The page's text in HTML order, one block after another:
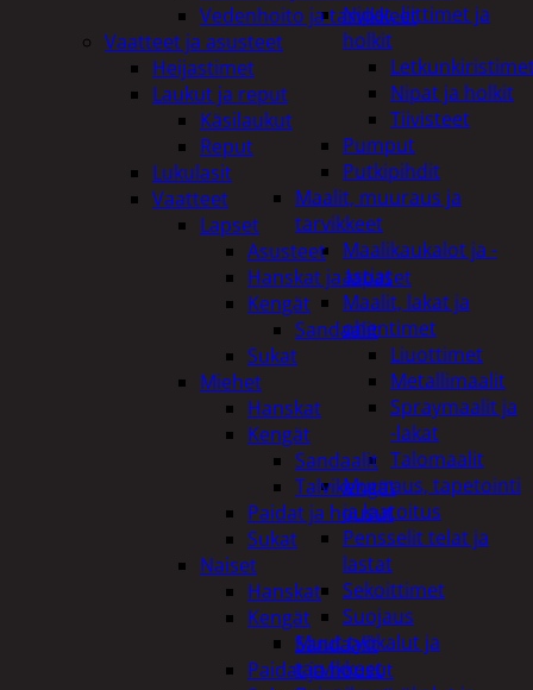
Nipat, liittimet ja
holkit
Nipat ja holkit
Tiivisteet
Pumput
Putkipihdit
Maalit, muuraus ja
tarvikkeet
Maalikaukalot ja -
astiat
Maalit, lakat ja
ohentimet
Liuottimet
Metallimaalit
Spraymaalit ja
-lakat
Talomaalit
Muuraus, tapetointi
ja laatoitus
Pensselit telat ja
lastat
Sekoittimet
Suojaus
Muut työkalut ja
tarvikkeet
Vedenhoito ja tarvikkeet
Vaatteet ja asusteet
Heijastimet
Laukut ja reput
Käsilaukut
Reput
Lukulasit
Vaatteet
Lapset
Asusteet
Hanskat ja lapaset
Kengät
Sandaalit
Sukat
Miehet
Hanskat
Kengät
Sandaalit
Talvikengät
Paidat ja housut
Sukat
Naiset
Hanskat
Kengät
Sandaalit
Paidat ja housut